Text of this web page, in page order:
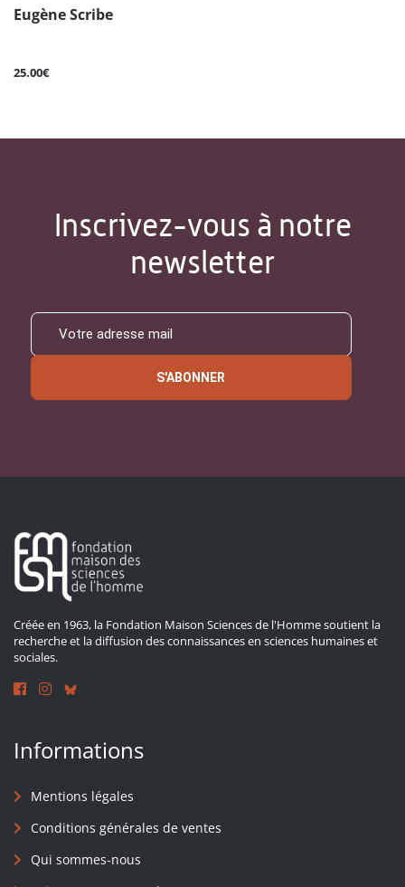
Eugène Scribe
25.00€
Inscrivez-vous à notre
newsletter
S'ABONNER
Créée en 1963, la Fondation Maison Sciences de l'Homme soutient la
recherche et la diffusion des connaissances en sciences humaines et
sociales.
Informations
Mentions légales
Conditions générales de ventes
Qui sommes-nous